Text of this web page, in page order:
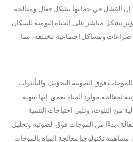
إن الفشل في حمايتها بشكل فعال ومعالجة
بشكل مباشر على الحياة اليومية للسكان
ومشاكل اجتماعية مختلفة، مما
فوق الصوتية التجويف والتأثيرات
لمعالجة موارد المياه بعمق. إنها سهلة
من التلوث، وتلبي احتياجات التنمية
بدءًا من الموجات فوق الصوتية وتحليل
مساهمة تكنولوجيا معالجة المياه بالموجات